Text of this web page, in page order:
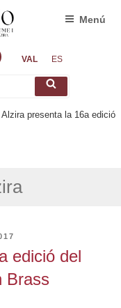
VAL ES
Cerca
Menú
Alzira presenta la 16a edició
edició del
Brass